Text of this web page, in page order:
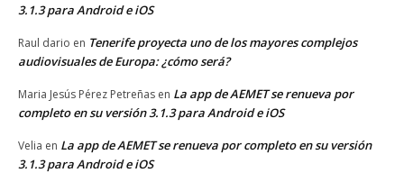
3.1.3 para Android e iOS
Raul dario en Tenerife proyecta uno de los mayores complejos
audiovisuales de Europa: ¿cómo será?
Maria Jesús Pérez Petreñas en La app de AEMET se renueva por
completo en su versión 3.1.3 para Android e iOS
Velia en La app de AEMET se renueva por completo en su versión
3.1.3 para Android e iOS